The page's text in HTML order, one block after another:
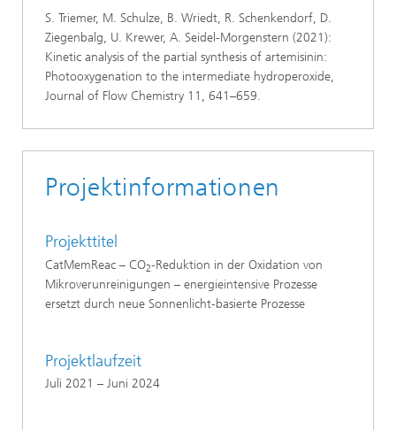
S. Triemer, M. Schulze, B. Wriedt, R. Schenkendorf, D.
Ziegenbalg, U. Krewer, A. Seidel-Morgenstern (2021):
Kinetic analysis of the partial synthesis of artemisinin:
Photooxygenation to the intermediate hydroperoxide,
Journal of Flow Chemistry 11, 641–659.
Projektinformationen
Projekttitel
CatMemReac – CO2-Reduktion in der Oxidation von
Mikroverunreinigungen – energieintensive Prozesse
ersetzt durch neue Sonnenlicht-basierte Prozesse
Projektlaufzeit
Juli 2021 – Juni 2024